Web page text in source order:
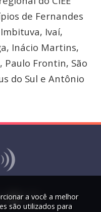
de Fernandes
Ivaí,
Inácio Martins,
Paulo Frontin, São
do Sul e Antônio
a você a melhor
são utilizados para